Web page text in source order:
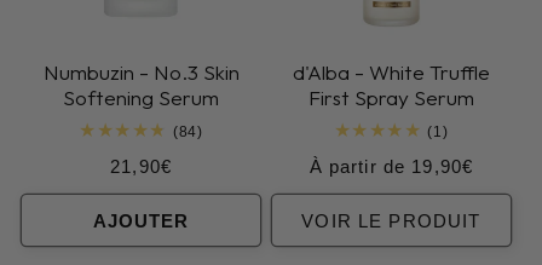
Numbuzin - No.3 Skin
Softening Serum
(84)84
Prix
habituel
21,90€
AJOUTER
d'Alba - White Truffle
First Spray Serum
(1)1
des
Prix
habituel
À partir de 19,90€
VOIR LE PRODUIT